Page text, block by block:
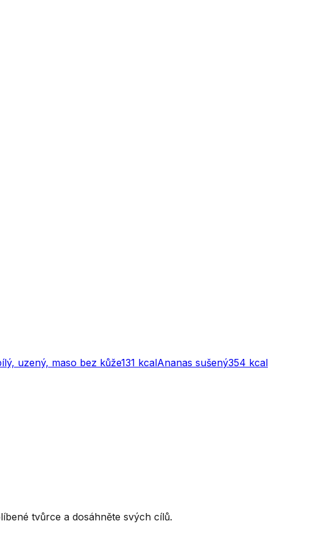
uzený, maso bez kůže131 kcalAnanas sušený354 kcal
tvůrce a dosáhněte svých cílů.